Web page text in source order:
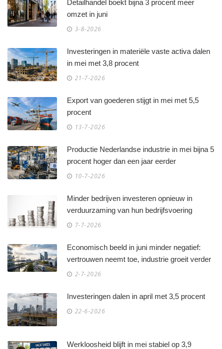
Detailhandel boekt bijna 3 procent meer
omzet in juni
3-8-2026
Investeringen in materiële vaste activa dalen
in mei met 3,8 procent
21-7-2026
Export van goederen stijgt in mei met 5,5
procent
13-7-2026
Productie Nederlandse industrie in mei bijna 5
procent hoger dan een jaar eerder
10-7-2026
Minder bedrijven investeren opnieuw in
verduurzaming van hun bedrijfsvoering
7-7-2026
Economisch beeld in juni minder negatief:
vertrouwen neemt toe, industrie groeit verder
2-7-2026
Investeringen dalen in april met 3,5 procent
22-6-2026
Werkloosheid blijft in mei stabiel op 3,9